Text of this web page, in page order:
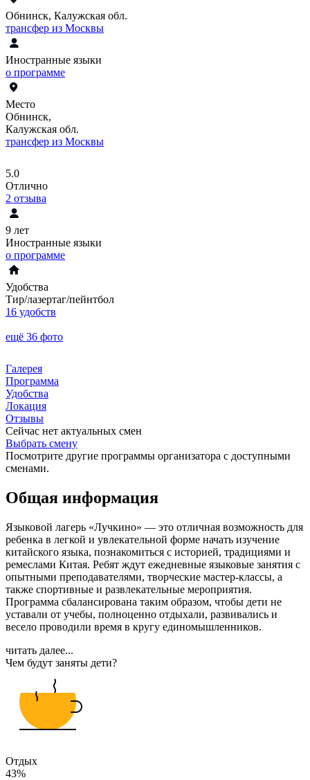
Обнинск, Калужская обл.
трансфер из Москвы
Иностранные языки
о программе
Место
Обнинск,
Калужская обл.
трансфер из Москвы
5.0
Отлично
2 отзыва
9 лет
Иностранные языки
о программе
Удобства
Тир/лазертаг/пейнтбол
16 удобств
ещё 36 фото
Галерея
Программа
Удобства
Локация
Отзывы
Сейчас нет актуальных смен
Выбрать смену
Посмотрите другие программы организатора с доступными
сменами.
Общая информация
Языковой лагерь «Лучкино» — это отличная возможность для
ребенка в легкой и увлекательной форме начать изучение
китайского языка, познакомиться с историей, традициями и
ремеслами Китая. Ребят ждут ежедневные языковые занятия с
опытными преподавателями, творческие мастер-классы, а
также спортивные и развлекательные мероприятия.
Программа сбалансирована таким образом, чтобы дети не
уставали от учебы, полноценно отдыхали, развивались и
весело проводили время в кругу единомышленников.
читать далее...
Чем будут заняты дети?
Отдых
43%